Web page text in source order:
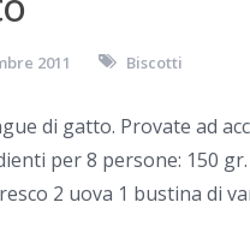
2011 Biscotti
di gatto. Provate ad
per 8 persone: 150
2 uova 1 bustina di